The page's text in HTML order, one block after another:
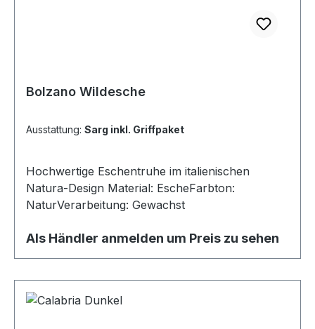
Bolzano Wildesche
Ausstattung: Sarg inkl. Griffpaket
Hochwertige Eschentruhe im italienischen
Natura-Design Material: EscheFarbton:
NaturVerarbeitung: Gewachst
Als Händler anmelden um Preis zu sehen